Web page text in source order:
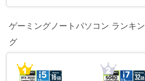
ゲーミングノートパソコン ランキン
グ